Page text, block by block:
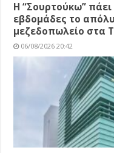
Η “Σουρτούκω” πάει
εβδομάδες το
μεζεδοπωλείο στα
06/08/2026 20:42